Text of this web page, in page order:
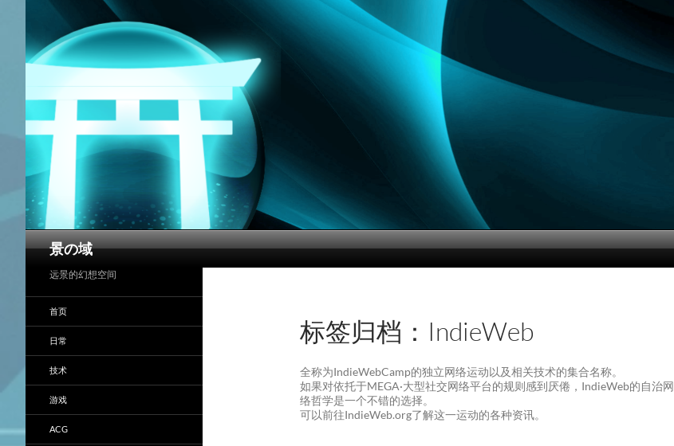
景の域
搜
标签归档：IndieWeb
全称为IndieWebCamp的独立网络运动以及相关技术的集合名称。
如果对依托于MEGA·大型社交网络平台的规则感到厌倦，IndieWeb的自治网
络哲学是一个不错的选择。
可以前往IndieWeb.org了解这一运动的各种资讯。
远景的幻想空间
首页
日常
技术
游戏
ACG